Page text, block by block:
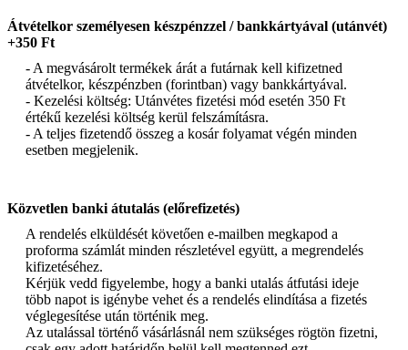
Átvételkor személyesen készpénzzel / bankkártyával (utánvét)
+350 Ft
- A megvásárolt termékek árát a futárnak kell kifizetned
átvételkor, készpénzben (forintban) vagy bankkártyával.
- Kezelési költség: Utánvétes fizetési mód esetén 350 Ft
értékű kezelési költség kerül felszámításra.
- A teljes fizetendő összeg a kosár folyamat végén minden
esetben megjelenik.
Közvetlen banki átutalás (előrefizetés)
A rendelés elküldését követően e-mailben megkapod a
proforma számlát minden részletével együtt, a megrendelés
kifizetéséhez.
Kérjük vedd figyelembe, hogy a banki utalás átfutási ideje
több napot is igénybe vehet és a rendelés elindítása a fizetés
véglegesítése után történik meg.
Az utalással történő vásárlásnál nem szükséges rögtön fizetni,